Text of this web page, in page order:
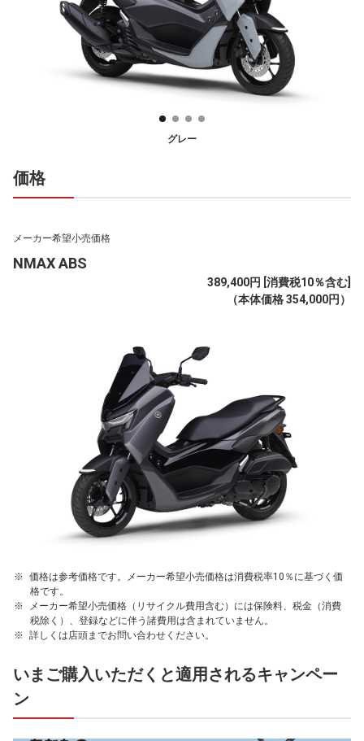
グレー
価格
メーカー希望小売価格
NMAX ABS
389,400円 [消費税10％含む]
（本体価格 354,000円）
価格は参考価格です。メーカー希望小売価格は消費税率10％に基づく価
格です。
メーカー希望小売価格（リサイクル費用含む）には保険料、税金（消費
税除く）、登録などに伴う諸費用は含まれていません。
詳しくは店頭までお問い合わせください。
いまご購入いただくと適用されるキャンペー
ン